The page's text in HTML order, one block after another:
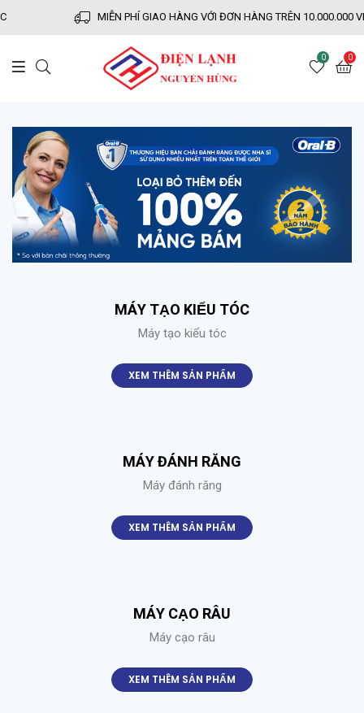
MIỄN PHÍ GIAO HÀNG VỚI ĐƠN HÀNG TRÊN 10.000.000
0 0
MÁY TẠO KIỂU TÓC
Máy tạo kiểu tóc
XEM THÊM SẢN PHẨM
MÁY ĐÁNH RĂNG
Máy đánh răng
XEM THÊM SẢN PHẨM
MÁY CẠO RÂU
Máy cạo râu
XEM THÊM SẢN PHẨM